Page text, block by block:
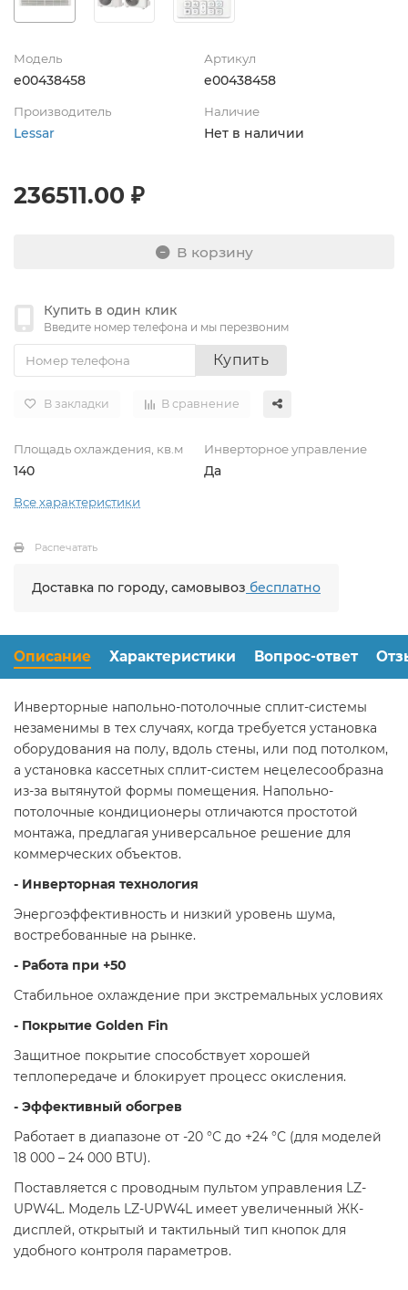
Модель
e00438458
Артикул
e00438458
Производитель
Lessar
Наличие
Нет в наличии
236511.00 ₽
В корзину
Купить в один клик
Введите номер телефона и мы перезвоним
Купить
В закладки В сравнение
Площадь охлаждения, кв.м
140
Инверторное управление
Да
Все характеристики
Распечатать
Доставка по городу, самовывоз бесплатно
Описание Характеристики Вопрос-ответ
Инверторные напольно-потолочные сплит-системы
незаменимы в тех случаях, когда требуется установка
оборудования на полу, вдоль стены, или под потолком,
а установка кассетных сплит-систем нецелесообразна
из-за вытянутой формы помещения. Напольно-
потолочные кондиционеры отличаются простотой
монтажа, предлагая универсальное решение для
коммерческих объектов.
- Инверторная технология
Энергоэффективность и низкий уровень шума,
востребованные на рынке.
- Работа при +50
Стабильное охлаждение при экстремальных условиях
- Покрытие Golden Fin
Защитное покрытие способствует хорошей
теплопередаче и блокирует процесс окисления.
- Эффективный обогрев
Работает в диапазоне от -20 °С до +24 °С (для моделей
18 000 – 24 000 BTU).
Поставляется с проводным пультом управления LZ-
UPW4L. Модель LZ-UPW4L имеет увеличенный ЖК-
дисплей, открытый и тактильный тип кнопок для
удобного контроля параметров.